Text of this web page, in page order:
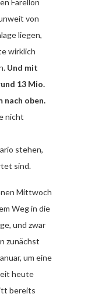
Farellon
von
liegen,
wirklich
Und mit
13 Mio.
nach oben.
nicht
stehen,
sind.
Mittwoch
Weg in die
und zwar
zunächst
um eine
heute
bereits